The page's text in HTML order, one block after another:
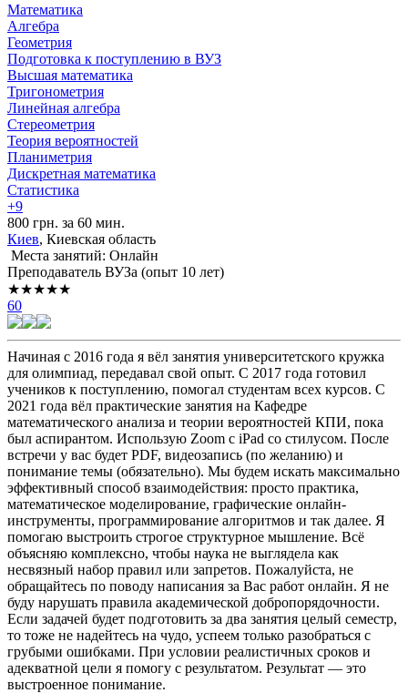
Математика
Алгебра
Геометрия
Подготовка к поступлению в ВУЗ
Высшая математика
Тригонометрия
Линейная алгебра
Стереометрия
Теория вероятностей
Планиметрия
Дискретная математика
Статистика
+9
800 грн. за 60 мин.
Киев, Киевская область
Места занятий: Онлайн
Преподаватель ВУЗа (опыт 10 лет)
★★★★★
60
Начиная с 2016 года я вёл занятия университетского кружка
для олимпиад, передавал свой опыт. С 2017 года готовил
учеников к поступлению, помогал студентам всех курсов. С
2021 года вёл практические занятия на Кафедре
математического анализа и теории вероятностей КПИ, пока
был аспирантом. Использую Zoom с iPad со стилусом. После
встречи у вас будет PDF, видеозапись (по желанию) и
понимание темы (обязательно). Мы будем искать максимально
эффективный способ взаимодействия: просто практика,
математическое моделирование, графические онлайн-
инструменты, программирование алгоритмов и так далее. Я
помогаю выстроить строгое структурное мышление. Всё
объясняю комплексно, чтобы наука не выглядела как
несвязный набор правил или запретов. Пожалуйста, не
обращайтесь по поводу написания за Вас работ онлайн. Я не
буду нарушать правила академической добропорядочности.
Если задачей будет подготовить за два занятия целый семестр,
то тоже не надейтесь на чудо, успеем только разобраться с
грубыми ошибками. При условии реалистичных сроков и
адекватной цели я помогу с результатом. Результат — это
выстроенное понимание.